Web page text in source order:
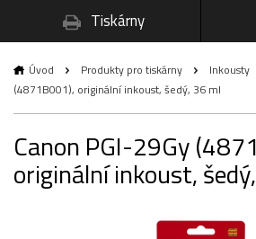
Tiskárny
Úvod Produkty pro tiskárny Inkousty
(4871B001), originální inkoust, šedý, 36 ml
Canon PGI-29Gy
originální inkoust,